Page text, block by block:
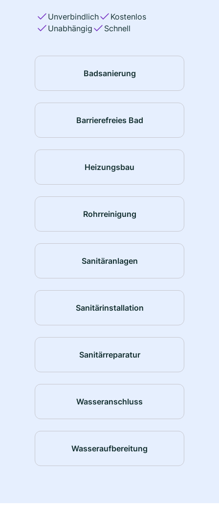
Unverbindlich
Kostenlos
Unabhängig
Schnell
Badsanierung
Barrierefreies Bad
Heizungsbau
Rohrreinigung
Sanitäranlagen
Sanitärinstallation
Sanitärreparatur
Wasseranschluss
Wasseraufbereitung